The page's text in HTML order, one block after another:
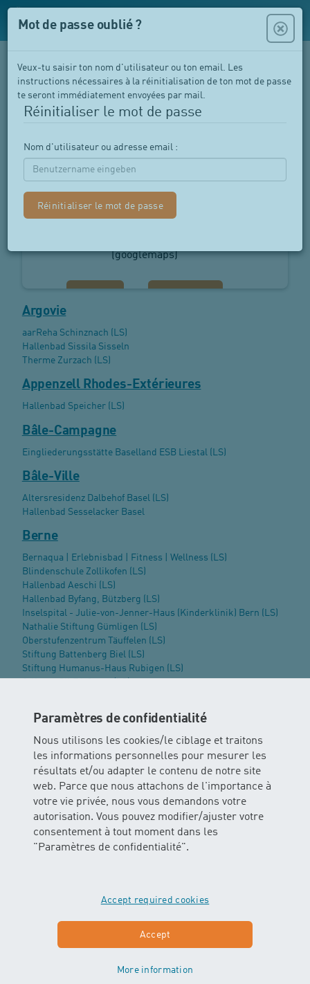
Paramètres de confidentialité
Nous utilisons les cookies/le ciblage et traitons
les informations personnelles pour mesurer les
résultats et/ou adapter le contenu de notre site
web. Parce que nous attachons de l'importance à
votre vie privée, nous vous demandons votre
autorisation. Vous pouvez modifier/ajuster votre
consentement à tout moment dans les
"Paramètres de confidentialité".
Accept required cookies
Accept
More information
Mot de passe oublié ?
Veux-tu saisir ton nom d'utilisateur ou ton email. Les
instructions nécessaires à la réinitialisation de ton mot de passe
te seront immédiatement envoyées par mail.
Réinitialiser le mot de passe
Nom d'utilisateur ou adresse email :
Lieu des cours de natation pour
enfants en Suisse
Enable this content
(googlemaps)
(googlemaps)
Argovie
aarReha Schinznach (LS)
Hallenbad Sissila Sisseln
Therme Zurzach (LS)
Appenzell Rhodes-Extérieures
Hallenbad Speicher (LS)
Bâle-Campagne
Eingliederungsstätte Baselland ESB Liestal (LS)
Bâle-Ville
Altersresidenz Dalbehof Basel (LS)
Hallenbad Sesselacker Basel
Berne
Bernaqua | Erlebnisbad | Fitness | Wellness (LS)
Blindenschule Zollikofen (LS)
Hallenbad Aeschi (LS)
Hallenbad Byfang, Bützberg (LS)
Inselspital - Julie-von-Jenner-Haus (Kinderklinik) Bern (LS)
Nathalie Stiftung Gümligen (LS)
Oberstufenzentrum Täuffelen (LS)
Stiftung Battenberg Biel (LS)
Stiftung Humanus-Haus Rubigen (LS)
Obwald
Stiftung Rütimattli Sachseln (LS)
Schaffhouse
Hallenbad Buchthalen Schaffhausen (LS)
Stiftung schaff wass Schaffhausen (LS)
Klinik Adelheid AG Unterägeri (LS)
Zurich